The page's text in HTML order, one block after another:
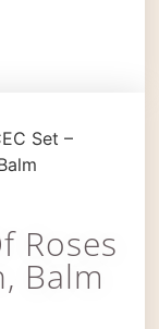
Set –
Roses
Balm